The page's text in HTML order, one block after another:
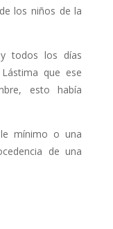
los niños de la
todos los días
que ese
esto había
mínimo o una
de una